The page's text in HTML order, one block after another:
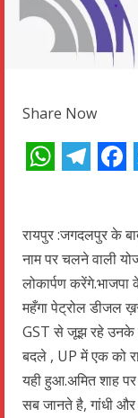
Share Now
रायपुर :जगदलपुर के
नाम पर चलने वाली
लोकार्पण करेंगे.भाजपा
महँगा पेट्रोल डीजल
GST से जूझ रहे उनके
बदले , UP में एक को
यही हुआ.अमित शाह
सब जानते है, गांधी